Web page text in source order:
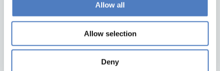
Allow all
Allow selection
Deny